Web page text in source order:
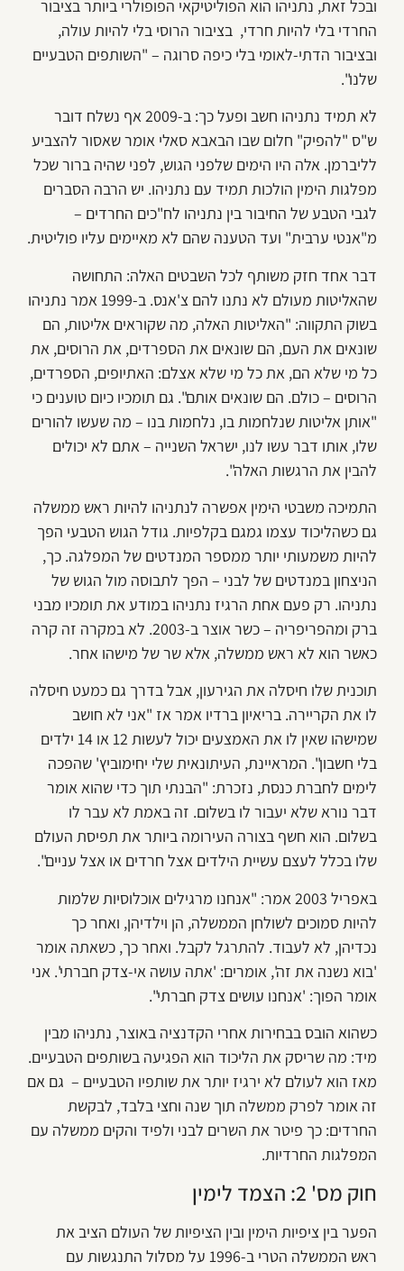
ובכל זאת, נתניהו הוא הפוליטיקאי הפופולרי ביותר בציבור
החרדי בלי להיות חרדי, בציבור הרוסי בלי להיות עולה,
ובציבור הדתי-לאומי בלי כיפה סרוגה – "השותפים הטבעיים
שלנו".
לא תמיד נתניהו חשב ופעל כך: ב-2009 אף נשלח דובר
ש"ס "להפיק" חלום שבו הבאבא סאלי אומר שאסור להצביע
לליברמן. אלה היו הימים שלפני הגוש, לפני שהיה ברור שכל
מפלגות הימין הולכות תמיד עם נתניהו. יש הרבה הסברים
לגבי הטבע של החיבור בין נתניהו לח"כים החרדים –
מ"אנטי ערבית" ועד הטענה שהם לא מאיימים עליו פוליטית.
דבר אחד חזק משותף לכל השבטים האלה: התחושה
שהאליטות מעולם לא נתנו להם צ'אנס. ב-1999 אמר נתניהו
בשוק התקווה: "האליטות האלה, מה שקוראים אליטות, הם
שונאים את העם, הם שונאים את הספרדים, את הרוסים, את
כל מי שלא הם, את כל מי שלא אצלם: האתיופים, הספרדים,
הרוסים – כולם. הם שונאים אותם". גם תומכיו כיום טוענים כי
"אותן אליטות שנלחמות בו, נלחמות בנו – מה שעשו להורים
שלו, אותו דבר עשו לנו, ישראל השנייה – אתם לא יכולים
להבין את הרגשות האלה".
התמיכה משבטי הימין אפשרה לנתניהו להיות ראש ממשלה
גם כשהליכוד עצמו גמגם בקלפיות. גודל הגוש הטבעי הפך
להיות משמעותי יותר ממספר המנדטים של המפלגה. כך,
הניצחון במנדטים של לבני – הפך לתבוסה מול הגוש של
נתניהו. רק פעם אחת הרגיז נתניהו במודע את תומכיו מבני
ברק ומהפריפריה – כשר אוצר ב-2003. לא במקרה זה קרה
כאשר הוא לא ראש ממשלה, אלא שר של מישהו אחר.
תוכנית שלו חיסלה את הגירעון, אבל בדרך גם כמעט חיסלה
לו את הקריירה. בריאיון ברדיו אמר אז "אני לא חושב
שמישהו שאין לו את האמצעים יכול לעשות 12 או 14 ילדים
בלי חשבון". המראיינת, העיתונאית שלי יחימוביץ' שהפכה
לימים לחברת כנסת, נזכרת: "הבנתי תוך כדי שהוא אומר
דבר נורא שלא יעבור לו בשלום. זה באמת לא עבר לו
בשלום. הוא חשף בצורה העירומה ביותר את תפיסת העולם
שלו בכלל לעצם עשיית הילדים אצל חרדים או אצל עניים".
באפריל 2003 אמר: "אנחנו מרגילים אוכלוסיות שלמות
להיות סמוכים לשולחן הממשלה, הן וילדיהן, ואחר כך
נכדיהן, לא לעבוד. להתרגל לקבל. ואחר כך, כשאתה אומר
'בוא נשנה את זה', אומרים: 'אתה עושה אי-צדק חברתי'. אני
אומר הפוך: 'אנחנו עושים צדק חברתי".
כשהוא הובס בבחירות אחרי הקדנציה באוצר, נתניהו מבין
מיד: מה שריסק את הליכוד הוא הפגיעה בשותפים הטבעיים.
מאז הוא לעולם לא ירגיז יותר את שותפיו הטבעיים – גם אם
זה אומר לפרק ממשלה תוך שנה וחצי בלבד, לבקשת
החרדים: כך פיטר את השרים לבני ולפיד והקים ממשלה עם
המפלגות החרדיות.
חוק מס' 2: הצמד לימין
הפער בין ציפיות הימין ובין הציפיות של העולם הציב את
ראש הממשלה הטרי ב-1996 על מסלול התנגשות עם